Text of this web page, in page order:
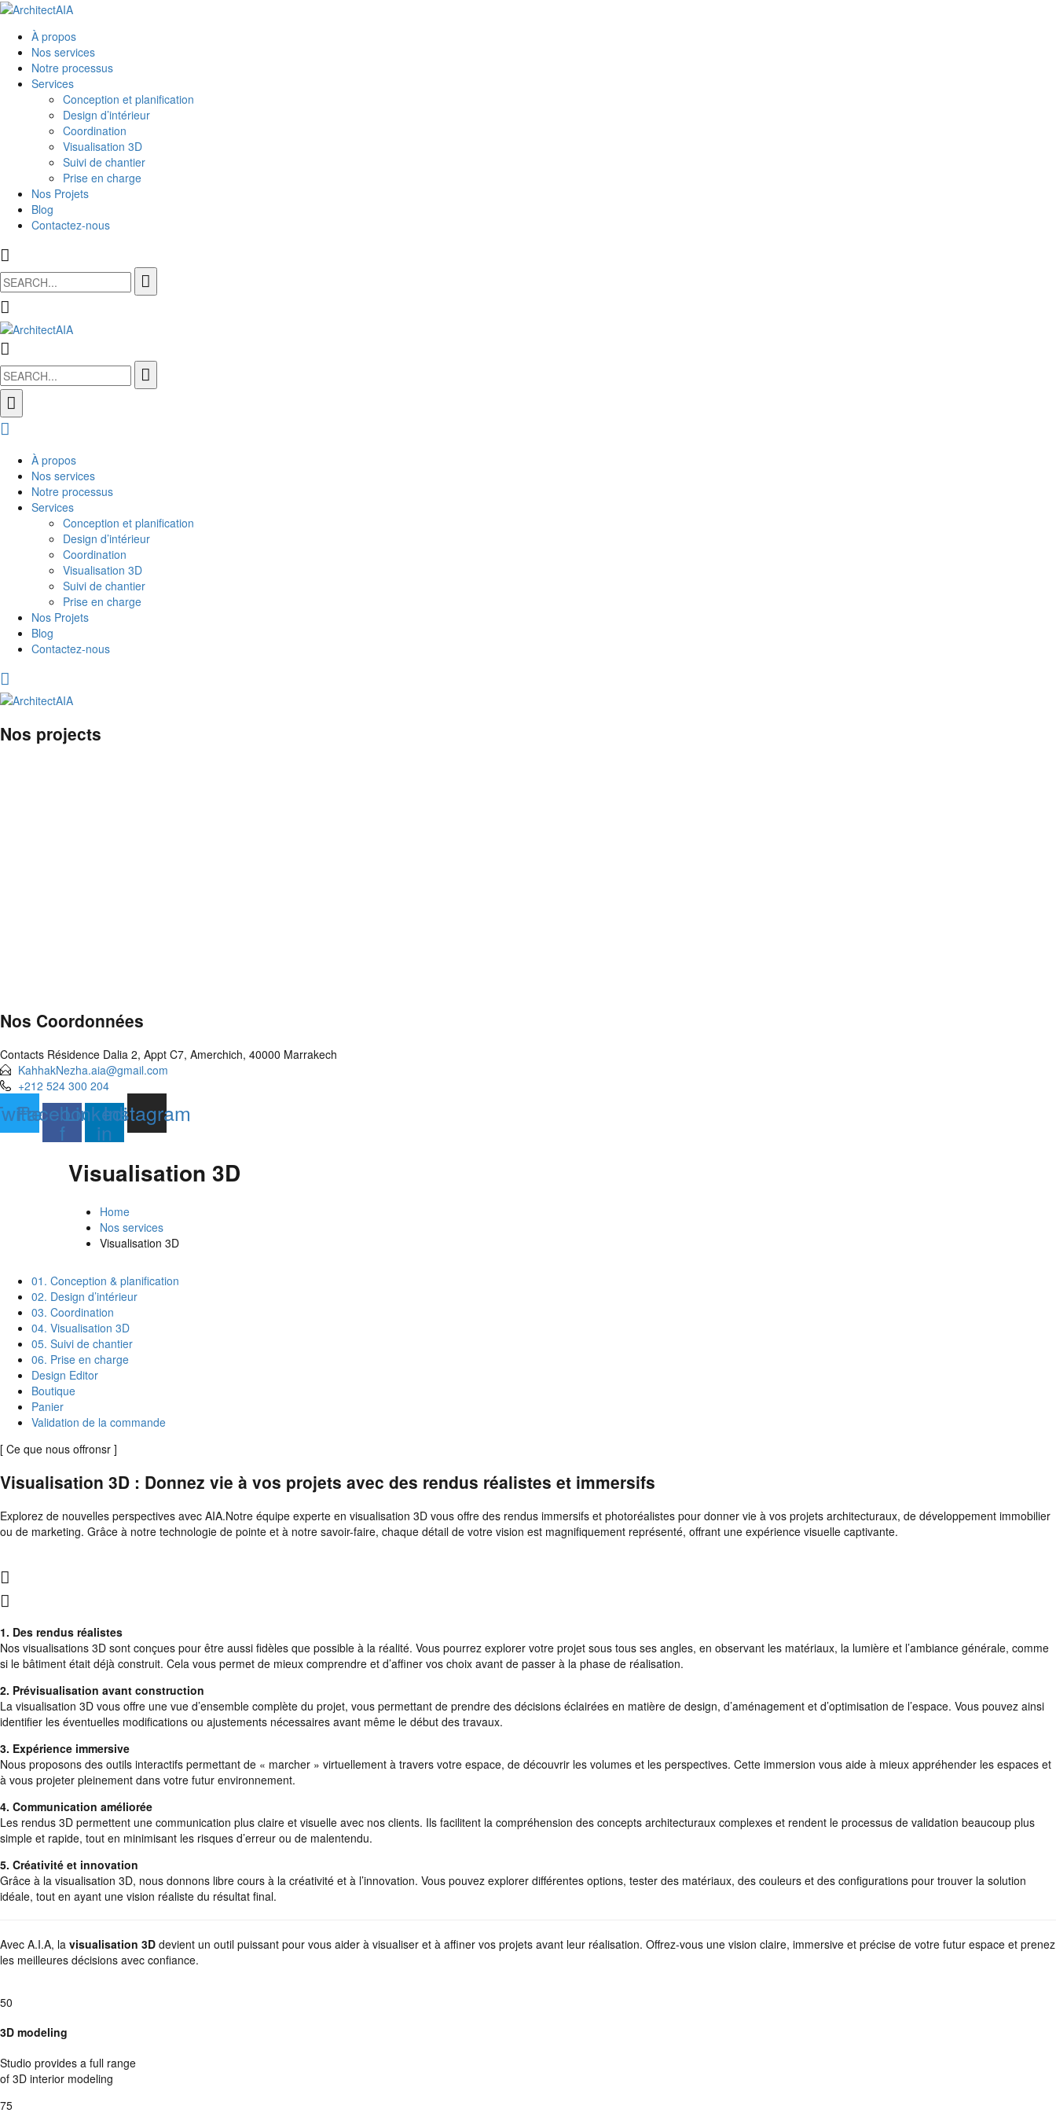
À propos
Nos services
Notre processus
Services
Conception et planification
Design d’intérieur
Coordination
Visualisation 3D
Suivi de chantier
Prise en charge
Nos Projets
Blog
Contactez-nous
Search
for:
Search
for:
À propos
Nos services
Notre processus
Services
Conception et planification
Design d’intérieur
Coordination
Visualisation 3D
Suivi de chantier
Prise en charge
Nos Projets
Blog
Contactez-nous
Nos projects
Nos Coordonnées
Contacts Résidence Dalia 2, Appt C7, Amerchich, 40000 Marrakech
KahhakNezha.aia@gmail.com
+212 524 300 204
Facebook-
f
Linkedin-
in
Instagram
Visualisation 3D
Home
Nos services
Visualisation 3D
01. Conception & planification
02. Design d’intérieur
03. Coordination
04. Visualisation 3D
05. Suivi de chantier
06. Prise en charge
Design Editor
Boutique
Panier
Validation de la commande
[ Ce que nous offronsr ]
Visualisation 3D : Donnez vie à vos projets avec des rendus réalistes et immersifs
Explorez de nouvelles perspectives avec AIA.Notre équipe experte en visualisation 3D vous offre des rendus immersifs et photoréalistes pour donner vie à vos projets architecturaux, de développement immobilier
ou de marketing. Grâce à notre technologie de pointe et à notre savoir-faire, chaque détail de votre vision est magnifiquement représenté, offrant une expérience visuelle captivante.
1. Des rendus réalistes
Nos visualisations 3D sont conçues pour être aussi fidèles que possible à la réalité. Vous pourrez explorer votre projet sous tous ses angles, en observant les matériaux, la lumière et l’ambiance générale, comme
si le bâtiment était déjà construit. Cela vous permet de mieux comprendre et d’affiner vos choix avant de passer à la phase de réalisation.
2. Prévisualisation avant construction
La visualisation 3D vous offre une vue d’ensemble complète du projet, vous permettant de prendre des décisions éclairées en matière de design, d’aménagement et d’optimisation de l’espace. Vous pouvez ainsi
identifier les éventuelles modifications ou ajustements nécessaires avant même le début des travaux.
3. Expérience immersive
Nous proposons des outils interactifs permettant de « marcher » virtuellement à travers votre espace, de découvrir les volumes et les perspectives. Cette immersion vous aide à mieux appréhender les espaces et
à vous projeter pleinement dans votre futur environnement.
4. Communication améliorée
Les rendus 3D permettent une communication plus claire et visuelle avec nos clients. Ils facilitent la compréhension des concepts architecturaux complexes et rendent le processus de validation beaucoup plus
simple et rapide, tout en minimisant les risques d’erreur ou de malentendu.
5. Créativité et innovation
Grâce à la visualisation 3D, nous donnons libre cours à la créativité et à l’innovation. Vous pouvez explorer différentes options, tester des matériaux, des couleurs et des configurations pour trouver la solution
idéale, tout en ayant une vision réaliste du résultat final.
Avec A.I.A, la visualisation 3D devient un outil puissant pour vous aider à visualiser et à affiner vos projets avant leur réalisation. Offrez-vous une vision claire, immersive et précise de votre futur espace et prenez
les meilleures décisions avec confiance.
50
3D modeling
Studio provides a full range
of 3D interior modeling
75